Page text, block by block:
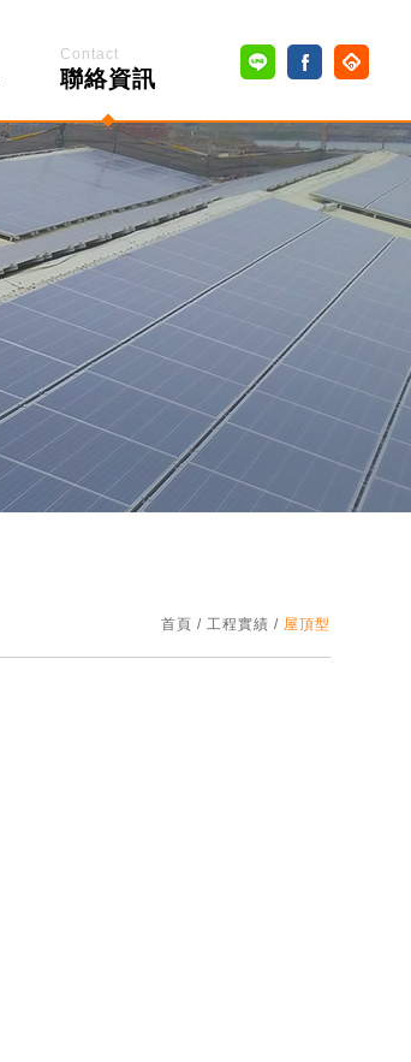
Contact
聯絡資訊
首頁 / 工程實績 / 屋頂型